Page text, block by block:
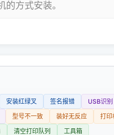
的方式安装。
安装红绿叉 签名报错
USB识别
型号不一致 装好无反应
打印
清空打印队列 工具箱